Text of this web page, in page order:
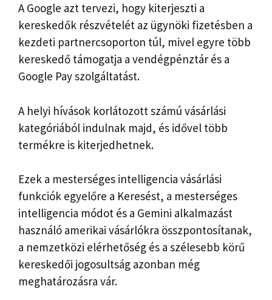
A Google azt tervezi, hogy kiterjeszti a
kereskedők részvételét az ügynöki fizetésben a
kezdeti partnercsoporton túl, mivel egyre több
kereskedő támogatja a vendégpénztár és a
Google Pay szolgáltatást.
A helyi hívások korlátozott számú vásárlási
kategóriából indulnak majd, és idővel több
termékre is kiterjedhetnek.
Ezek a mesterséges intelligencia vásárlási
funkciók egyelőre a Keresést, a mesterséges
intelligencia módot és a Gemini alkalmazást
használó amerikai vásárlókra összpontosítanak,
a nemzetközi elérhetőség és a szélesebb körű
kereskedői jogosultság azonban még
meghatározásra vár.